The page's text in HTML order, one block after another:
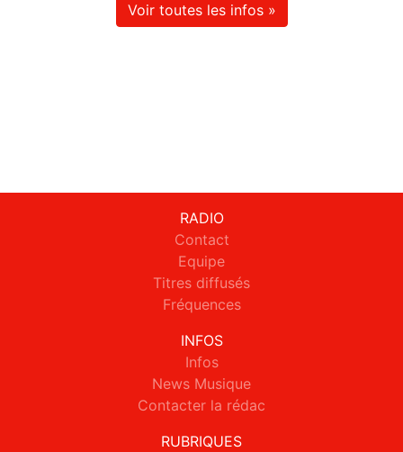
Voir toutes les infos »
RADIO
Contact
Equipe
Titres diffusés
Fréquences
INFOS
Infos
News Musique
Contacter la rédac
RUBRIQUES